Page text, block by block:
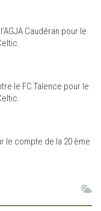
Caudéran pour le
le FC Talence pour le
le compte de la 20 ème